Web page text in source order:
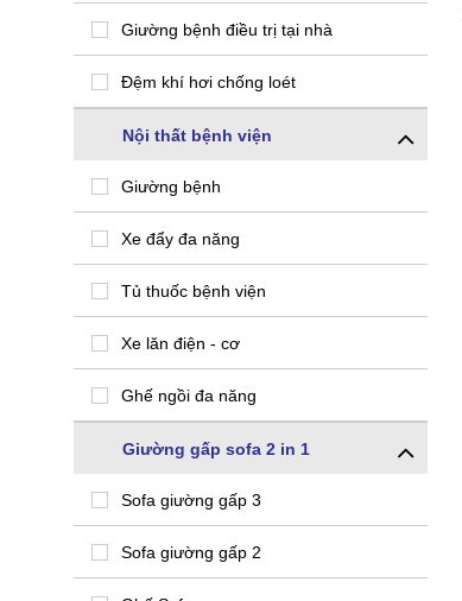
Giường bệnh điều trị tại nhà
Đệm khí hơi chống loét
Nội thất bệnh viện
Giường bệnh
Xe đẩy đa năng
Tủ thuốc bệnh viện
Xe lăn điện - cơ
Ghế ngồi đa năng
Giường gấp sofa 2 in 1
Sofa giường gấp 3
Sofa giường gấp 2